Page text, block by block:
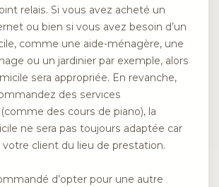
relais. Si vous avez acheté un
ou bien si vous avez besoin d’un
comme une aide-ménagère, une
ou un jardinier par exemple, alors
sera appropriée. En revanche,
des services
des cours de piano), la
ne sera pas toujours adaptée car
votre client du lieu de prestation.
d’opter pour une autre